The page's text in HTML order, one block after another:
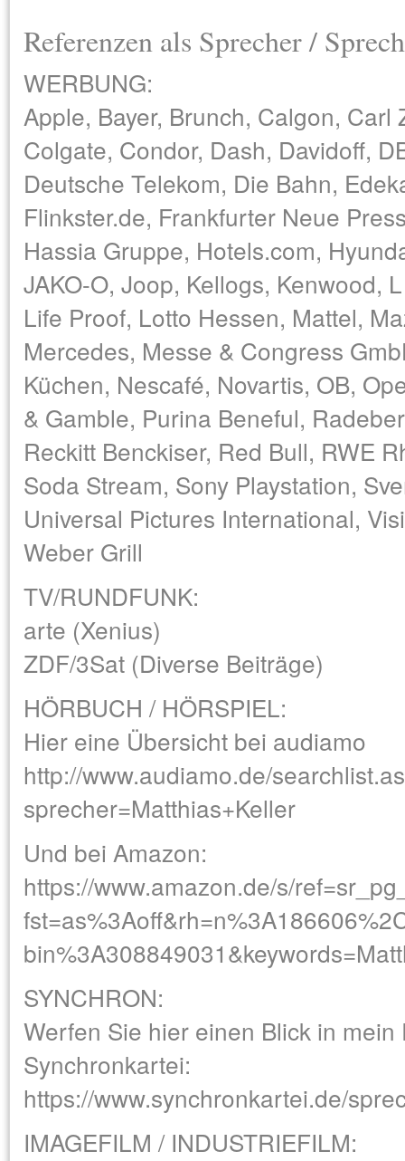
Referenzen als Sprecher /
WERBUNG:
Apple, Bayer, Brunch, Calgon, Carl
Colgate, Condor, Dash, Davidoff,
Deutsche Telekom, Die Bahn,
Flinkster.de, Frankfurter Neue
Hassia Gruppe, Hotels.com,
JAKO-O, Joop, Kellogs, Kenwood,
Life Proof, Lotto Hessen, Mattel,
Mercedes, Messe & Congress
Küchen, Nescafé, Novartis, OB,
& Gamble, Purina Beneful,
Reckitt Benckiser, Red Bull, RWE
Soda Stream, Sony Playstation,
Universal Pictures International,
Weber Grill
TV/RUNDFUNK:
arte (Xenius)
ZDF/3Sat (Diverse Beiträge)
HÖRBUCH / HÖRSPIEL:
Hier eine Übersicht bei audiamo
http://www.audiamo.de/
sprecher=Matthias+Keller
Und bei Amazon:
https://www.amazon.de/s/
SYNCHRON:
Werfen Sie hier einen Blick in
Synchronkartei:
https://www.synchronkartei.de/
IMAGEFILM / INDUSTRIEFILM: